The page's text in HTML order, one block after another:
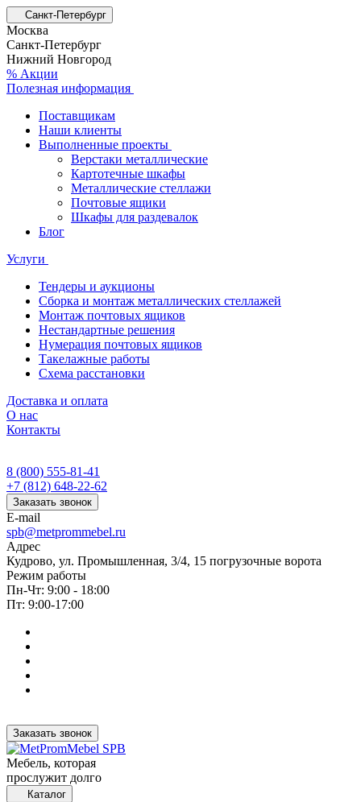
Санкт-Петербург
Москва
Санкт-Петербург
Нижний Новгород
% Акции
Полезная информация
Поставщикам
Наши клиенты
Выполненные проекты
Верстаки металлические
Картотечные шкафы
Металлические стеллажи
Почтовые ящики
Шкафы для раздевалок
Блог
Услуги
Тендеры и аукционы
Сборка и монтаж металлических стеллажей
Монтаж почтовых ящиков
Нестандартные решения
Нумерация почтовых ящиков
Такелажные работы
Схема расстановки
Доставка и оплата
О нас
Контакты
8 (800) 555-81-41
+7 (812) 648-22-62
Заказать звонок
E-mail
spb@metprommebel.ru
Адрес
Кудрово, ул. Промышленная, 3/4, 15 погрузочные ворота
Режим работы
Пн-Чт: 9:00 - 18:00
Пт: 9:00-17:00
Заказать звонок
Мебель, которая
прослужит долго
Каталог